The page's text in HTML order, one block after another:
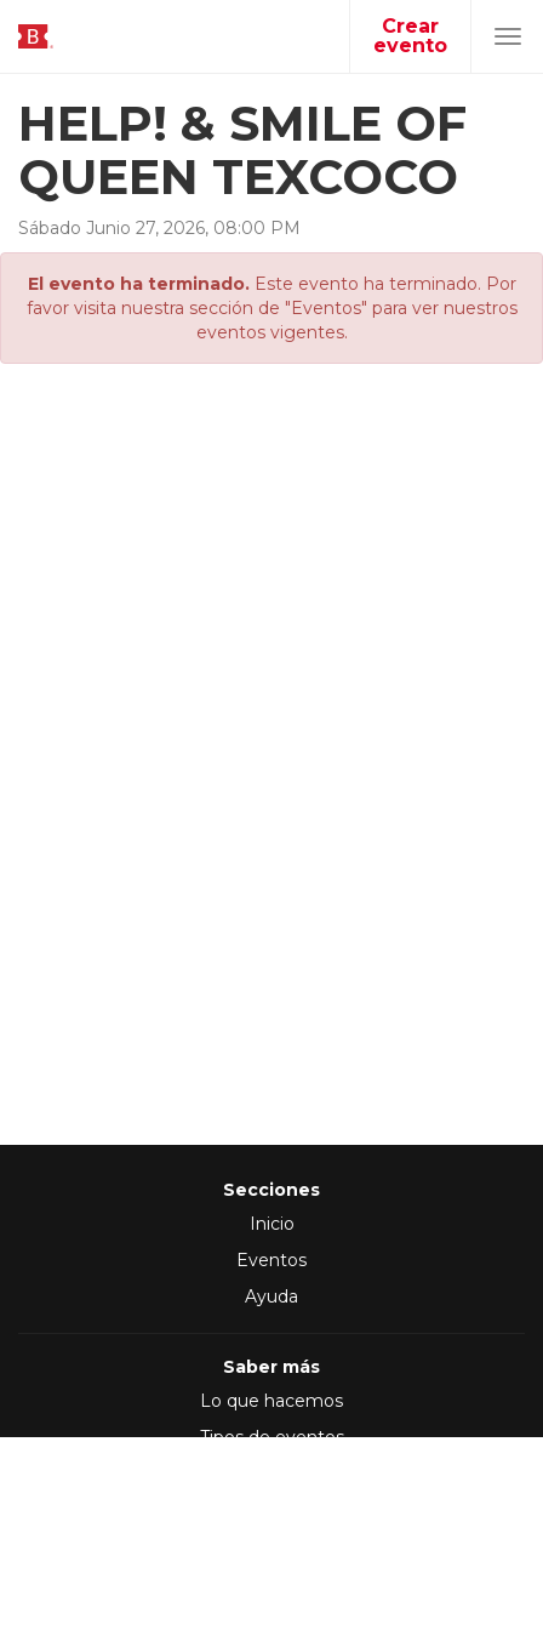
Crear
evento
HELP! & SMILE OF
QUEEN TEXCOCO
Sábado Junio 27, 2026, 08:00 PM
El evento ha terminado.Este evento ha terminado. Por
favor visita nuestra sección de "Eventos" para ver nuestros
eventos vigentes.
Secciones
Inicio
Eventos
Ayuda
Saber más
Lo que hacemos
Tipos de eventos